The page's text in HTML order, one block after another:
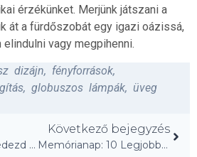
érzékünket. Merjünk játszani a
át a fürdőszobát egy igazi oázissá,
vagy megpihenni.
dizájn, fényforrások,
, globuszos lámpák, üveg
Cozey ágykeret: Fedezd fel a rejtett tároló kincset!
Következő bejegyzés
Memórianap: 10 Legjobb Kültéri Bútor Akció 2026!